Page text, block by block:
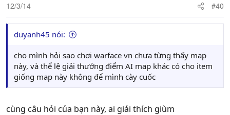
12/3/14 #40
duyanh45 nói:
cho mình hỏi sao chơi warface vn chưa từng thấy map
này, và thể lệ giải thưởng điểm AI map khác có cho item
giống map này không để mình cày cuốc
cùng câu hỏi của bạn này, ai giải thích giùm